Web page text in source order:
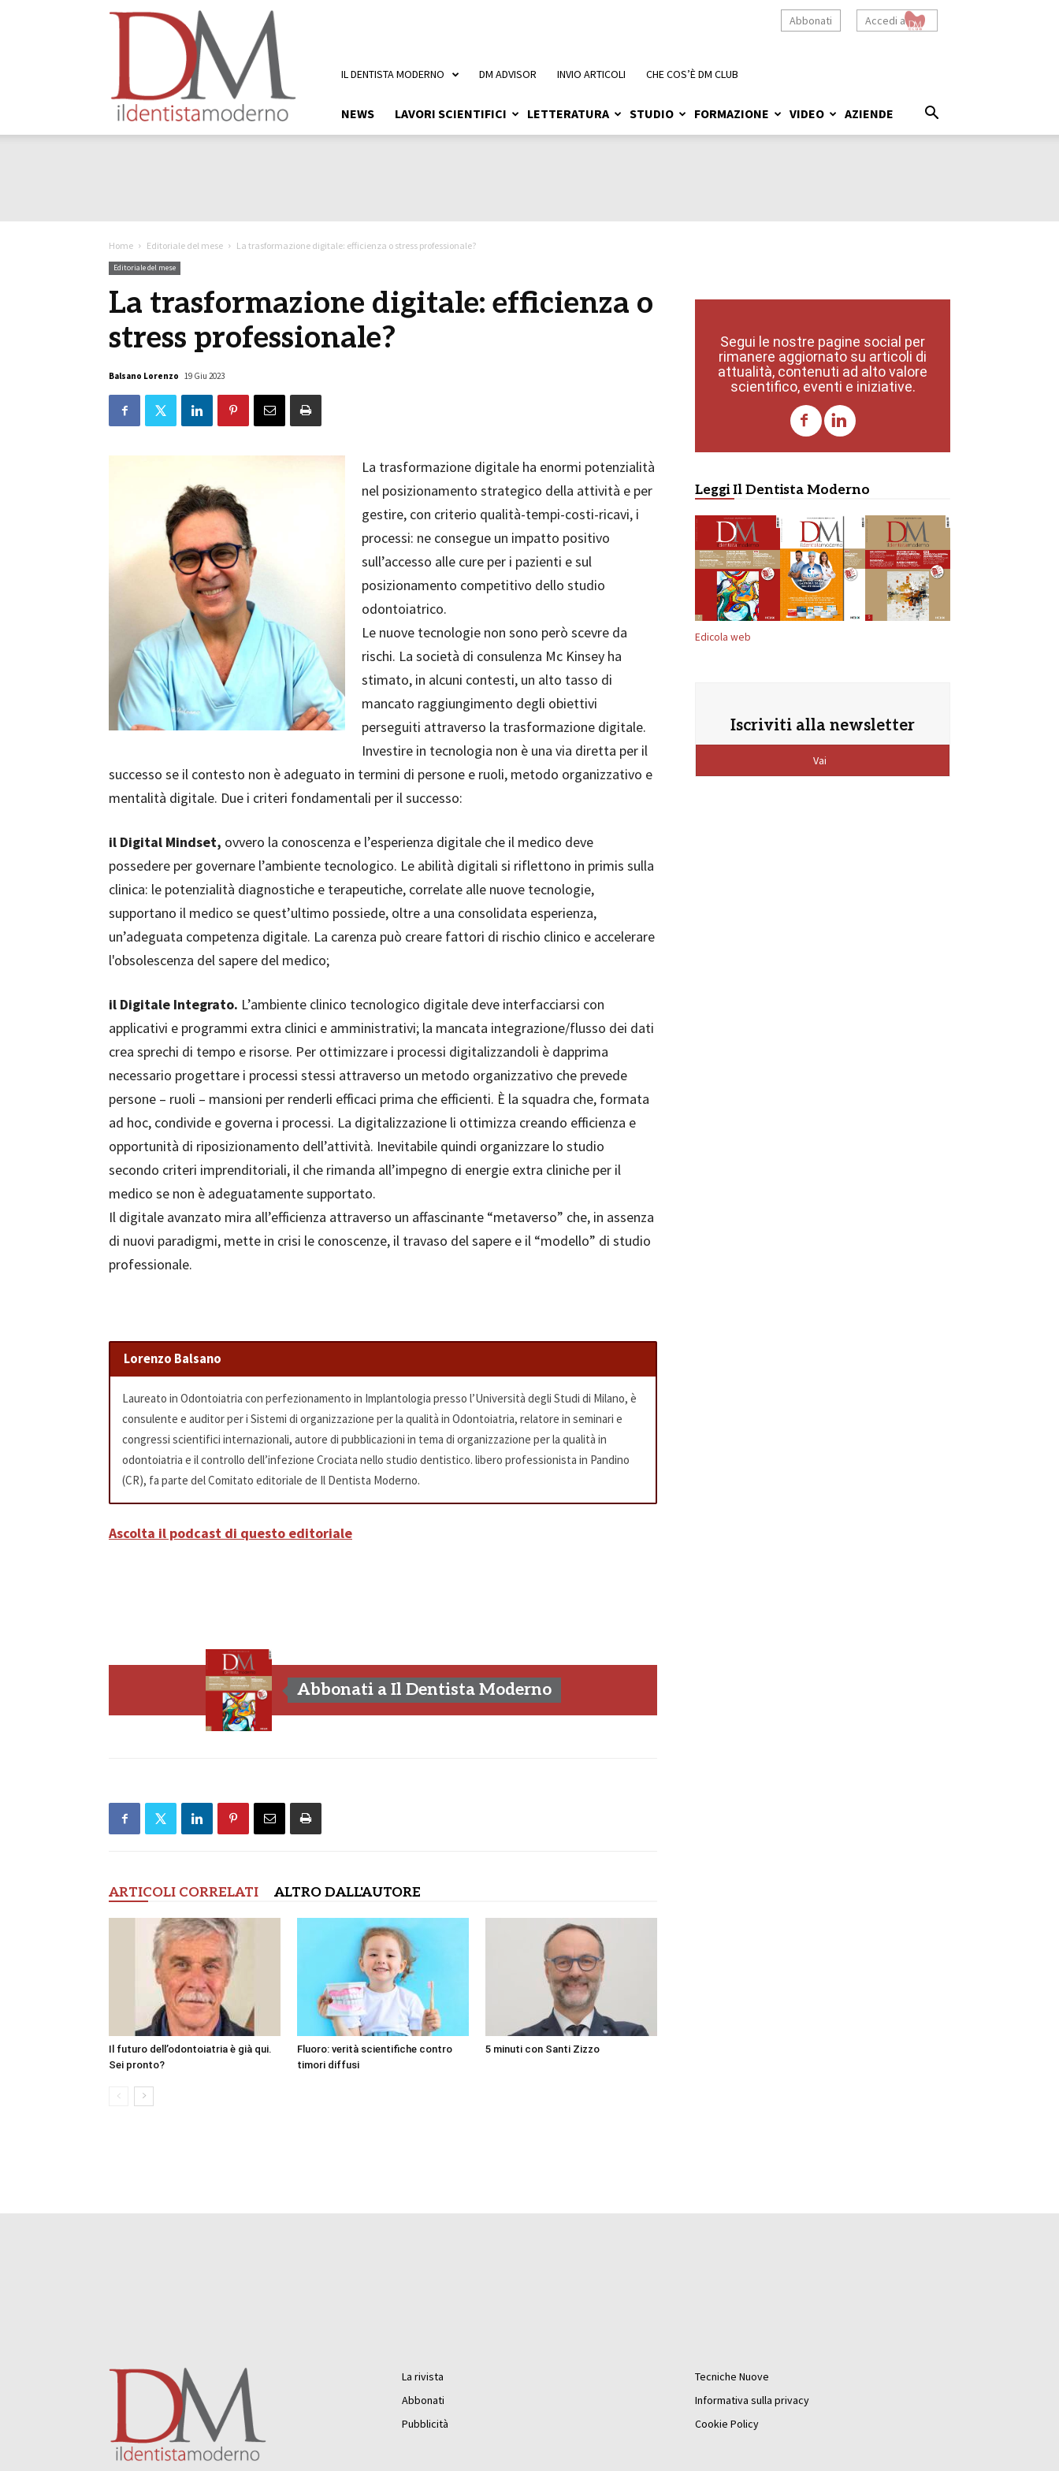
Accedi a
Abbonati
NEWS LAVORI SCIENTIFICI LETTERATURA STUDIO FORMAZIONE VIDEO AZIENDE
IL DENTISTA MODERNO DM ADVISOR INVIO ARTICOLI CHE COS’È DM CLUB
Home Editoriale del mese La trasformazione digitale: efficienza o stress professionale?
Editoriale del mese
La trasformazione digitale: efficienza o
stress professionale?
Balsano Lorenzo 19 Giu 2023
La trasformazione digitale ha enormi potenzialità
nel posizionamento strategico della attività e per
gestire, con criterio qualità-tempi-costi-ricavi, i
processi: ne consegue un impatto positivo
sull’accesso alle cure per i pazienti e sul
posizionamento competitivo dello studio
odontoiatrico.
Le nuove tecnologie non sono però scevre da
rischi. La società di consulenza Mc Kinsey ha
stimato, in alcuni contesti, un alto tasso di
mancato raggiungimento degli obiettivi
perseguiti attraverso la trasformazione digitale.
Investire in tecnologia non è una via diretta per il
successo se il contesto non è adeguato in termini di persone e ruoli, metodo organizzativo e
mentalità digitale. Due i criteri fondamentali per il successo:
il Digital Mindset, ovvero la conoscenza e l’esperienza digitale che il medico deve
possedere per governare l’ambiente tecnologico. Le abilità digitali si riflettono in primis sulla
clinica: le potenzialità diagnostiche e terapeutiche, correlate alle nuove tecnologie,
supportano il medico se quest’ultimo possiede, oltre a una consolidata esperienza,
un’adeguata competenza digitale. La carenza può creare fattori di rischio clinico e accelerare
l'obsolescenza del sapere del medico;
il Digitale Integrato. L’ambiente clinico tecnologico digitale deve interfacciarsi con
applicativi e programmi extra clinici e amministrativi; la mancata integrazione/flusso dei dati
crea sprechi di tempo e risorse. Per ottimizzare i processi digitalizzandoli è dapprima
necessario progettare i processi stessi attraverso un metodo organizzativo che prevede
persone – ruoli – mansioni per renderli efficaci prima che efficienti. È la squadra che, formata
ad hoc, condivide e governa i processi. La digitalizzazione li ottimizza creando efficienza e
opportunità di riposizionamento dell’attività. Inevitabile quindi organizzare lo studio
secondo criteri imprenditoriali, il che rimanda all’impegno di energie extra cliniche per il
medico se non è adeguatamente supportato.
Il digitale avanzato mira all’efficienza attraverso un affascinante “metaverso” che, in assenza
di nuovi paradigmi, mette in crisi le conoscenze, il travaso del sapere e il “modello” di studio
professionale.
Lorenzo Balsano
Laureato in Odontoiatria con perfezionamento in Implantologia presso l’Università degli Studi di Milano, è
consulente e auditor per i Sistemi di organizzazione per la qualità in Odontoiatria, relatore in seminari e
congressi scientifici internazionali, autore di pubblicazioni in tema di organizzazione per la qualità in
odontoiatria e il controllo dell’infezione Crociata nello studio dentistico. libero professionista in Pandino
(CR), fa parte del Comitato editoriale de Il Dentista Moderno.
Ascolta il podcast di questo editoriale
Abbonati a Il Dentista Moderno
ARTICOLI CORRELATI ALTRO DALL'AUTORE
Il futuro dell’odontoiatria è già qui.
Sei pronto?
Fluoro: verità scientifiche contro
timori diffusi
5 minuti con Santi Zizzo
Segui le nostre pagine social per
rimanere aggiornato su articoli di
attualità, contenuti ad alto valore
scientifico, eventi e iniziative.
Leggi Il Dentista Moderno
Edicola web
Iscriviti alla newsletter
Vai
La rivista
Abbonati
Pubblicità
Tecniche Nuove
Informativa sulla privacy
Cookie Policy